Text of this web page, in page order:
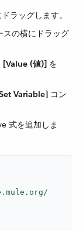
ラッグします。
スの横にドラッグ
[Value (値)] ​ を ​
Variable] ​ コン
式を追加しま